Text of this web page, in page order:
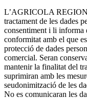
L’AGRICOLA
tractament de les dades
consentiment i li informa
conformitat amb el que
protecció de dades
comercial. Seran
mantenir la finalitat del
suprimiran amb les
seudonimització de les
No es comunicaran les